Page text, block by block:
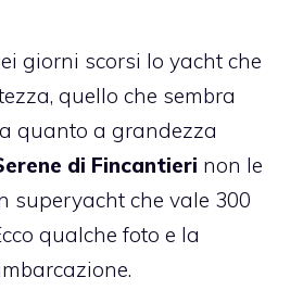
giorni scorsi lo yacht che
, quello che sembra
quanto a grandezza
di Fincantieri non le
superyacht che vale 300
qualche foto e la